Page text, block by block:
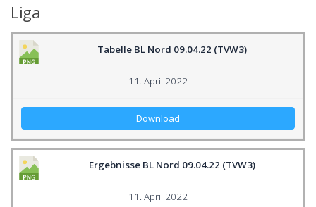
Liga
Tabelle BL Nord 09.04.22 (TVW3)
11. April 2022
Download
Ergebnisse BL Nord 09.04.22 (TVW3)
11. April 2022